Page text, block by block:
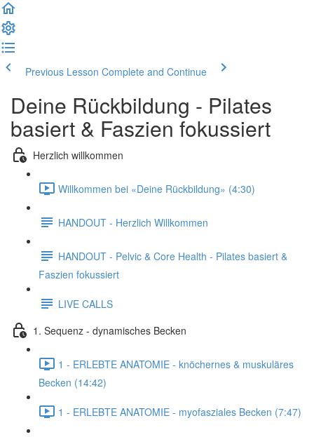
Previous Lesson Complete and Continue
Deine Rückbildung - Pilates
basiert & Faszien fokussiert
Herzlich willkommen
Willkommen bei «Deine Rückbildung» (4:30)
HANDOUT - Herzlich Willkommen
HANDOUT - Pelvic & Core Health - Pilates basiert &
Faszien fokussiert
LIVE CALLS
1. Sequenz - dynamisches Becken
1 - ERLEBTE ANATOMIE - knöchernes & muskuläres
Becken (14:42)
1 - ERLEBTE ANATOMIE - myofasziales Becken (7:47)